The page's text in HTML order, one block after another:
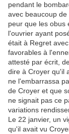
pendant le
avec beaucoup
peur que les obus
l'ouvrier ayant
était à Regret
favorables à
attesté par écrit,
dire à Croyer qu'il
ne l'embarrassa
de Croyer et que
ne signait pas ce
variations
Le 22 janvier, un
qu'il avait vu